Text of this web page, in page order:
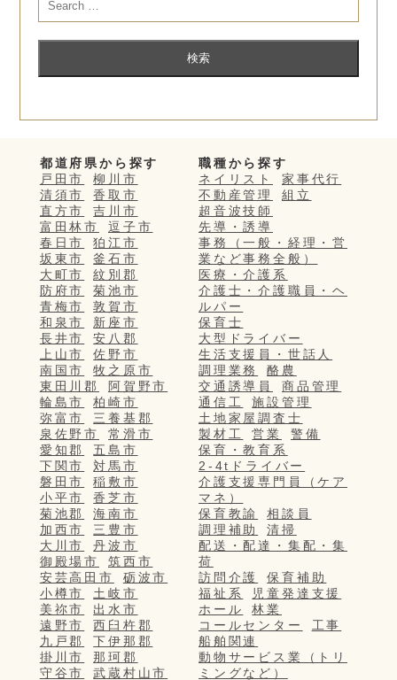
都道府県から探す
戸田市
柳川市
清須市
香取市
直方市
吉川市
富田林市
逗子市
春日市
狛江市
坂東市
釜石市
大町市
紋別郡
防府市
菊池市
青梅市
敦賀市
和泉市
新座市
長井市
安八郡
上山市
佐野市
南国市
牧之原市
東田川郡
阿賀野市
輪島市
柏崎市
弥富市
三養基郡
泉佐野市
常滑市
愛知郡
五島市
下関市
対馬市
磐田市
稲敷市
小平市
香芝市
菊池郡
海南市
加西市
三豊市
大川市
丹波市
御殿場市
筑西市
安芸高田市
砺波市
小樽市
土岐市
美祢市
出水市
遠野市
西臼杵郡
九戸郡
下伊那郡
掛川市
那珂郡
守谷市
武蔵村山市
職種から探す
ネイリスト
家事代行
不動産管理
組立
超音波技師
先導・誘導
事務（一般・経理・営
業など事務全般）
医療・介護系
介護士・介護職員・ヘ
ルパー
保育士
大型ドライバー
生活支援員・世話人
調理業務
酪農
交通誘導員
商品管理
通信工
施設管理
土地家屋調査士
製材工
営業
警備
保育・教育系
2-4tドライバー
介護支援専門員（ケア
マネ）
保育教諭
相談員
調理補助
清掃
配送・配達・集配・集
荷
訪問介護
保育補助
福祉系
児童発達支援
ホール
林業
コールセンター
工事
船舶関連
動物サービス業（トリ
ミングなど）